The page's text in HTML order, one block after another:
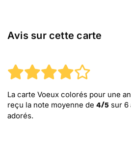
Avis sur cette carte
La carte Voeux colorés pour une
reçu la note moyenne de 4/5 sur 6
adorés.